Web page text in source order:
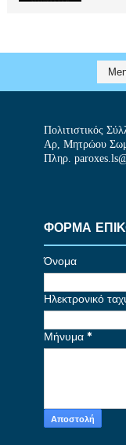
Πολιτιστικός
Αρ, Μητρώου
Πληρ.
ΦΟΡΜΑ
Όνομα
Ηλεκτρονικό
Μήνυμα *